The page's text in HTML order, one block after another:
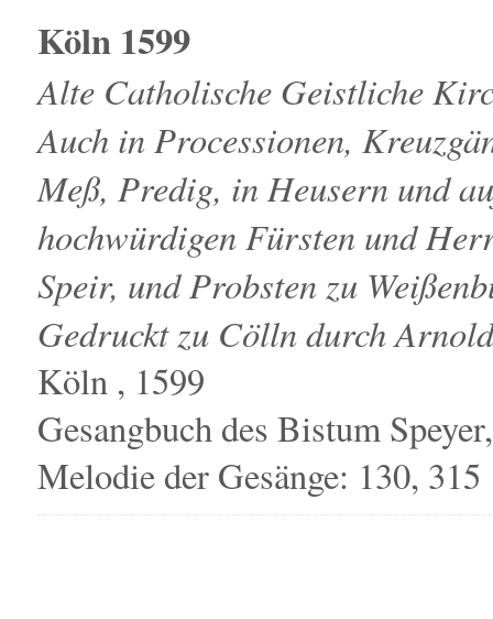
Köln 1599
Alte Catholische Geistliche
Auch in Processionen,
Meß, Predig, in Heusern und
hochwürdigen Fürsten und
Speir, und Probsten zu
Gedruckt zu Cölln durch
Köln , 1599
Gesangbuch des Bistum
Melodie der Gesänge: 130, 315